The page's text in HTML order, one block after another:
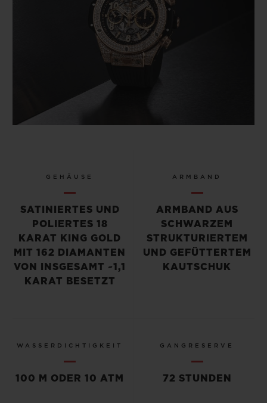
GEHÄUSE
SATINIERTES UND
POLIERTES 18
KARAT KING GOLD
MIT 162 DIAMANTEN
VON INSGESAMT ~1,1
KARAT BESETZT
ARMBAND
ARMBAND AUS
SCHWARZEM
STRUKTURIERTEM
UND GEFÜTTERTEM
KAUTSCHUK
WASSERDICHTIGKEIT
100 M ODER 10 ATM
GANGRESERVE
72 STUNDEN